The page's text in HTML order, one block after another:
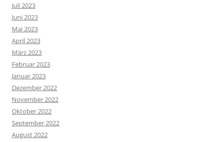
Juli 2023
Juni 2023
Mai 2023
April 2023
März 2023
Februar 2023
Januar 2023
Dezember 2022
November 2022
Oktober 2022
September 2022
August 2022